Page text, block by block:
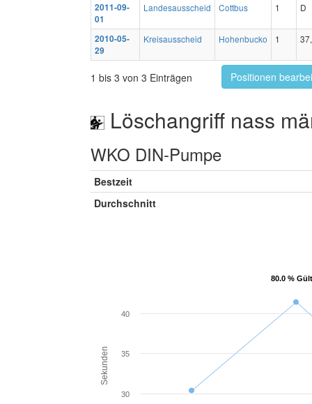
2011-09-
01
Landesausscheid Cottbus 1 D
2010-05-
29
Kreisausscheid Hohenbucko 1
1 bis 3 von 3 Einträgen Positionen
Löschangriff nass
WKO DIN-Pumpe
Bestzeit
Durchschnitt
80.0 %
80.0 %
Sekunden
30
35
40